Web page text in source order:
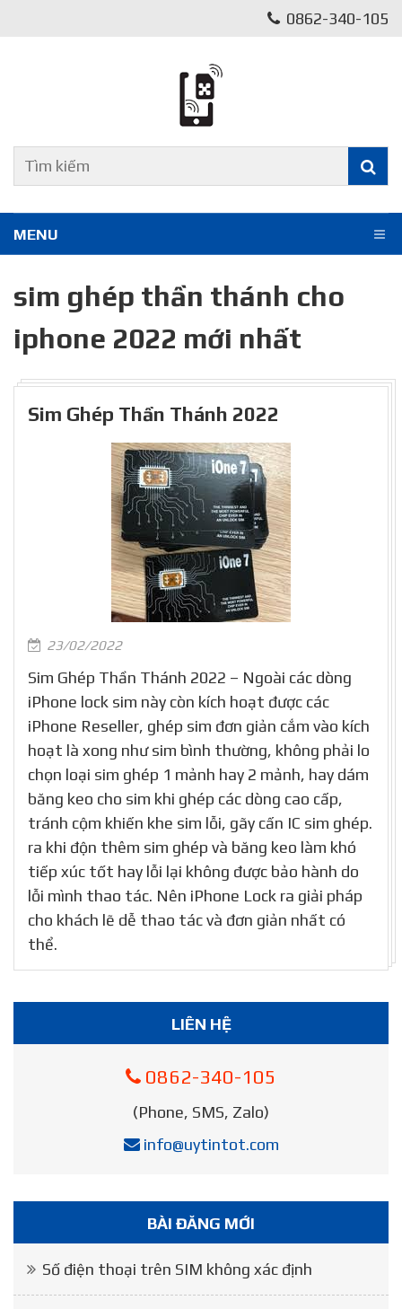
0862-340-105
MENU
sim ghép thần thánh cho
iphone 2022 mới nhất
Sim Ghép Thần Thánh 2022
23/02/2022
Sim Ghép Thần Thánh 2022 – Ngoài các dòng
iPhone lock sim này còn kích hoạt được các
iPhone Reseller, ghép sim đơn giản cắm vào kích
hoạt là xong như sim bình thường, không phải lo
chọn loại sim ghép 1 mảnh hay 2 mảnh, hay dám
băng keo cho sim khi ghép các dòng cao cấp,
tránh cộm khiến khe sim lỗi, gãy cấn IC sim ghép.
ra khi độn thêm sim ghép và băng keo làm khó
tiếp xúc tốt hay lỗi lại không được bảo hành do
lỗi mình thao tác. Nên iPhone Lock ra giải pháp
cho khách lẽ dễ thao tác và đơn giản nhất có
thể.
LIÊN HỆ
0862-340-105
(Phone, SMS, Zalo)
info@uytintot.com
BÀI ĐĂNG MỚI
Số điện thoại trên SIM không xác định